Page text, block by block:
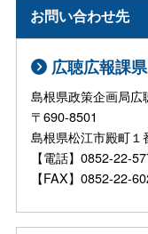
お問い合わせ先
広聴広報課
島根県政策企画局
〒690-8501
島根県松江市殿
【電話】0852-22-
【FAX】0852-22-